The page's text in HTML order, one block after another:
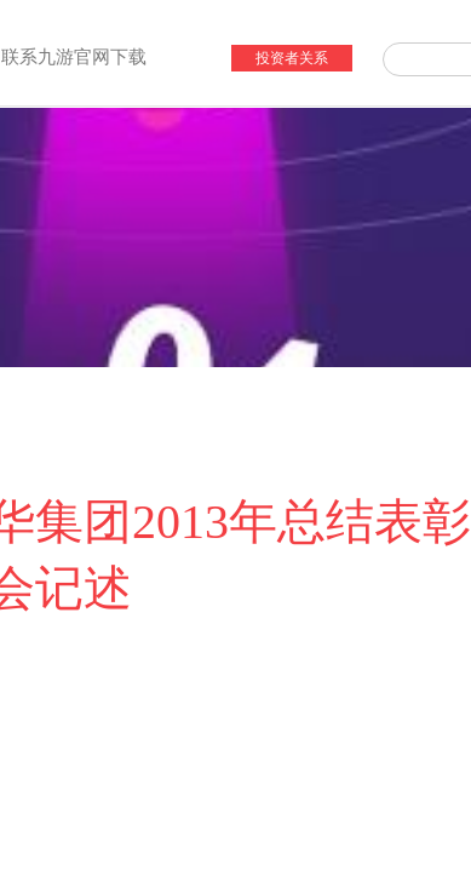
联系九游官网下载 投资者关系
团2013年总结表彰
记述